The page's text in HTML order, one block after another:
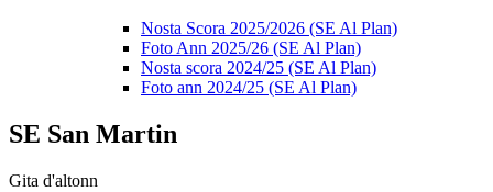
Nosta Scora 2025/2026 (SE Al Plan)
Foto Ann 2025/26 (SE Al Plan)
Nosta scora 2024/25 (SE Al Plan)
Foto ann 2024/25 (SE Al Plan)
SE San Martin
Gita d'altonn